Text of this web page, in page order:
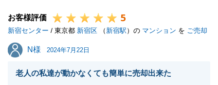
引き続きどうぞよろしくお願い申し上げます。
お客様評価 5
新宿センター / 東京都 新宿区 （新宿駅）の マンション を ご売却
N様
N様 2024年7月22日
老人の私達が動かなくても簡単に売却出来た